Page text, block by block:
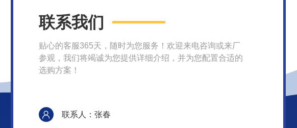
联系我们
贴心的客服365天，随时为您服务！欢迎来电咨询或来厂
参观，我们将竭诚为您提供详细介绍，并为您配置合适的
选购方案！
联系人：张春